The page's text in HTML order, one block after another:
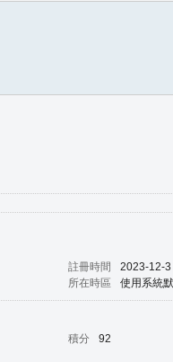
註冊時間
2023-12-
所在時區 使用系統
積分
92